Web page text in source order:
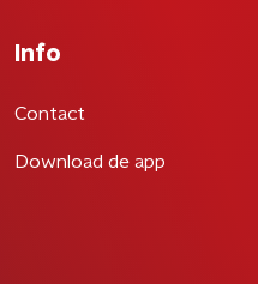
Info
Contact
Download de app